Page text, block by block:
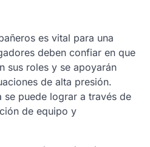
es vital para una
deben confiar en que
sus roles y se apoyarán
de alta presión.
se puede lograr a través de
de equipo y